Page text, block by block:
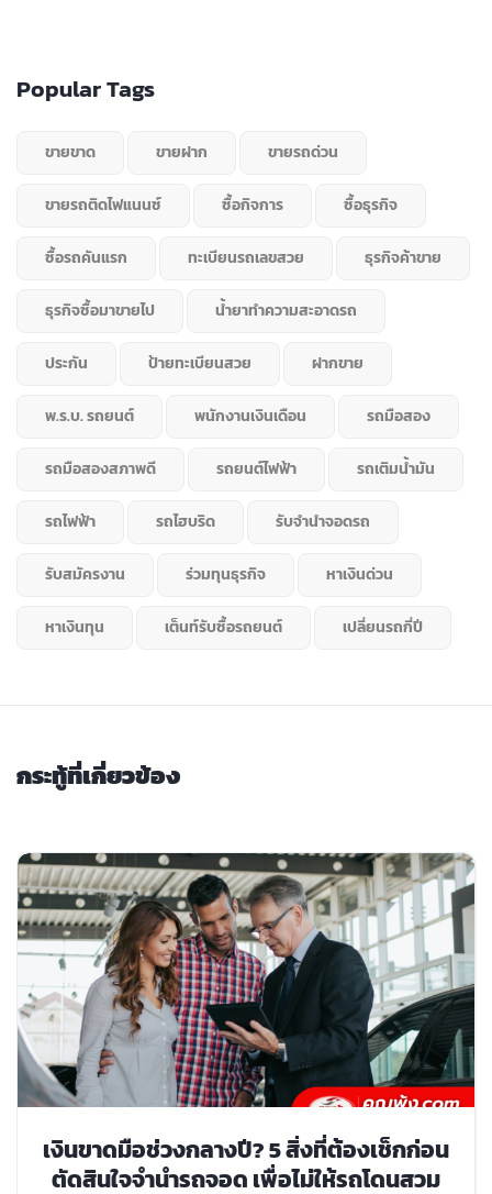
Popular Tags
ขายขาด ขายฝาก ขายรถด่วน
ขายรถติดไฟแนนซ์ ซื้อกิจการ ซื้อธุรกิจ
ซื้อรถคันแรก ทะเบียนรถเลขสวย ธุรกิจค้าขาย
ธุรกิจซื้อมาขายไป น้ำยาทำความสะอาดรถ
ประกัน ป้ายทะเบียนสวย ฝากขาย
พ.ร.บ. รถยนต์ พนักงานเงินเดือน รถมือสอง
รถมือสองสภาพดี รถยนต์ไฟฟ้า รถเติมน้ำมัน
รถไฟฟ้า รถไฮบริด รับจำนำจอดรถ
รับสมัครงาน ร่วมทุนธุรกิจ หาเงินด่วน
หาเงินทุน เต็นท์รับซื้อรถยนต์ เปลี่ยนรถกี่ปี
กระทู้ที่เกี่ยวข้อง
เงินขาดมือช่วงกลางปี? 5 สิ่งที่ต้องเช็กก่อน
ตัดสินใจจำนำรถจอด เพื่อไม่ให้รถโดนสวม